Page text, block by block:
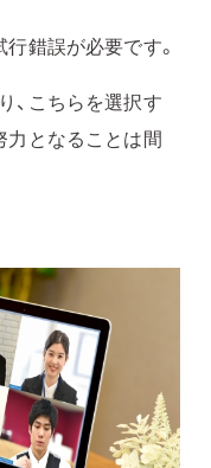
錯誤が必要です。
、こちらを選択す
力となることは間